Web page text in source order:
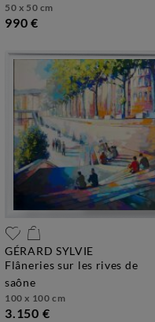
50 x 50 cm
990 €
GÉRARD SYLVIE
flâneries sur les rives de
saône
100 x 100 cm
3.150 €